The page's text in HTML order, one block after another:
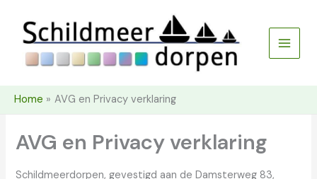
inhoud
Home AVG en Privacy verklaring
AVG en Privacy verklaring
Schildmeerdorpen, gevestigd aan de Damsterweg 83,